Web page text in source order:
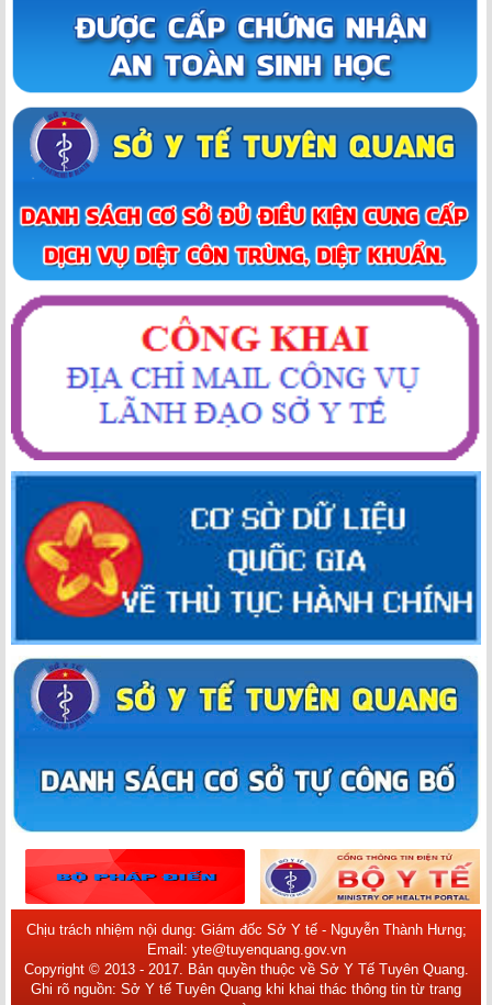
Chịu trách nhiệm nội dung: Giám đốc Sở Y tế - Nguyễn Thành Hưng;
Email: yte@tuyenquang.gov.vn
Copyright © 2013 - 2017. Bản quyền thuộc về Sở Y Tế Tuyên Quang.
Ghi rõ nguồn: Sở Y tế Tuyên Quang khi khai thác thông tin từ trang